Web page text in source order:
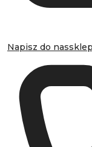
Napisz do nas